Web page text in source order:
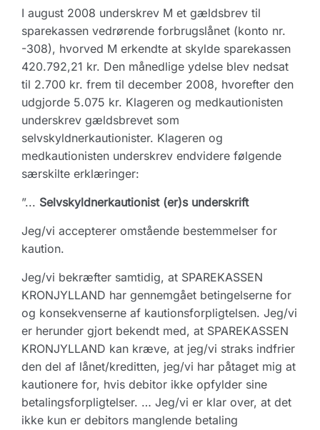
I august 2008 underskrev M et gældsbrev til
sparekassen vedrørende forbrugslånet (konto nr.
-308), hvorved M erkendte at skylde sparekassen
420.792,21 kr. Den månedlige ydelse blev nedsat
til 2.700 kr. frem til december 2008, hvorefter den
udgjorde 5.075 kr. Klageren og medkautionisten
underskrev gældsbrevet som
selvskyldnerkautionister. Klageren og
medkautionisten underskrev endvidere følgende
særskilte erklæringer:
”... Selvskyldnerkautionist (er)s underskrift
Jeg/vi accepterer omstående bestemmelser for
kaution.
Jeg/vi bekræfter samtidig, at SPAREKASSEN
KRONJYLLAND har gennemgået betingelserne for
og konsekvenserne af kautionsforpligtelsen. Jeg/vi
er herunder gjort bekendt med, at SPAREKASSEN
KRONJYLLAND kan kræve, at jeg/vi straks indfrier
den del af lånet/kreditten, jeg/vi har påtaget mig at
kautionere for, hvis debitor ikke opfylder sine
betalingsforpligtelser. … Jeg/vi er klar over, at det
ikke kun er debitors manglende betaling